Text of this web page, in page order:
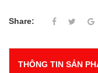
Share:
THÔNG TIN SẢN